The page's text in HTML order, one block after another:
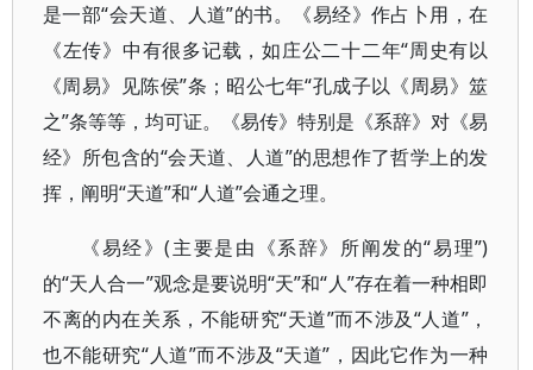
是一部“会天道、人道”的书。《易经》作占卜用，在
《左传》中有很多记载，如庄公二十二年“周史有以
《周易》见陈侯”条；昭公七年“孔成子以《周易》筮
之”条等等，均可证。《易传》特别是《系辞》对《易
经》所包含的“会天道、人道”的思想作了哲学上的发
挥，阐明“天道”和“人道”会通之理。
《易经》(主要是由《系辞》所阐发的“易理”)
的“天人合一”观念是要说明“天”和“人”存在着一种相即
不离的内在关系，不能研究“天道”而不涉及“人道”，
也不能研究“人道”而不涉及“天道”，因此它作为一种